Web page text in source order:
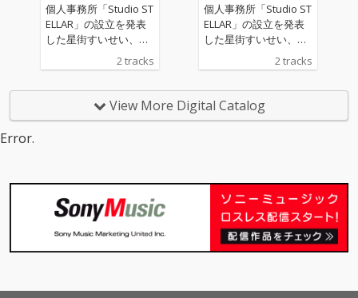
個人事務所「Studio ST
ELLAR」の設立を発表
した星街すいせい、新
2 tracks
個人事務所「Studio ST
ELLAR」の設立を発表
した星街すいせい、新
2 tracks
View More Digital Catalog
Error.